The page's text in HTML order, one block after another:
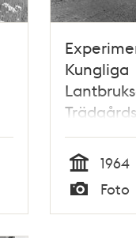
Kungliga
med
Tid
1964
Foto